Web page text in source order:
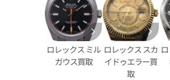
イデイト 40 228238 シャン ロレッ
ンパン
ロレックス ミル
ガウス買取
ロレックス スカ
イドゥエラー買
取